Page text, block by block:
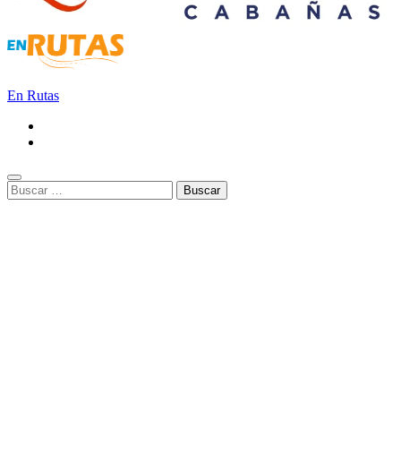
En Rutas
Buscar: